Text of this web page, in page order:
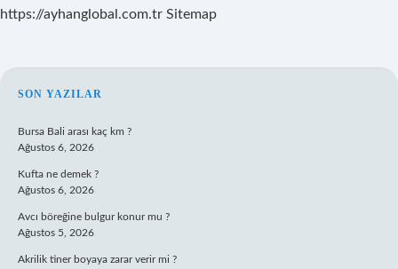
https://ayhanglobal.com.tr Sitemap
SIDEBAR
SON YAZILAR
Bursa Bali arası kaç km ?
Ağustos 6, 2026
Kufta ne demek ?
Ağustos 6, 2026
Avcı böreğine bulgur konur mu ?
Ağustos 5, 2026
Akrilik tiner boyaya zarar verir mi ?